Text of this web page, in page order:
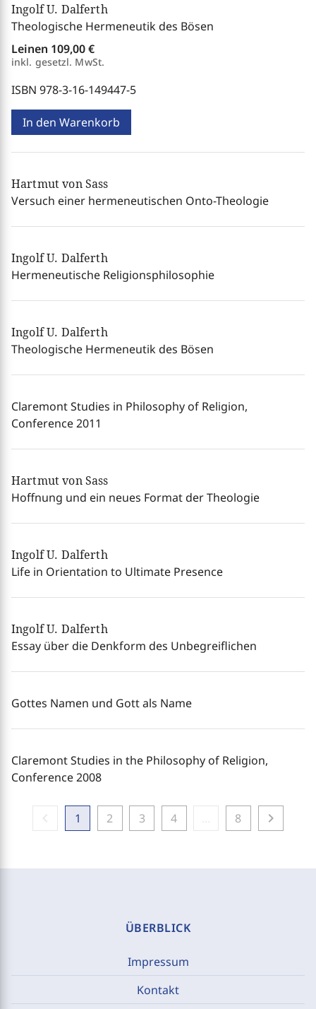
Ingolf U. Dalferth
Theologische Hermeneutik des Bösen
Leinen 109,00 €
inkl. gesetzl. MwSt.
ISBN 978-3-16-149447-5
In den Warenkorb
Hartmut von Sass
Versuch einer hermeneutischen Onto-Theologie
Ingolf U. Dalferth
Hermeneutische Religionsphilosophie
Ingolf U. Dalferth
Theologische Hermeneutik des Bösen
Claremont Studies in Philosophy of Religion,
Conference 2011
Hartmut von Sass
Hoffnung und ein neues Format der Theologie
Ingolf U. Dalferth
Life in Orientation to Ultimate Presence
Ingolf U. Dalferth
Essay über die Denkform des Unbegreiflichen
Gottes Namen und Gott als Name
Claremont Studies in the Philosophy of Religion,
Conference 2008
1 2 3 4 8 chevron_right
ÜBERBLICK
Impressum
Kontakt